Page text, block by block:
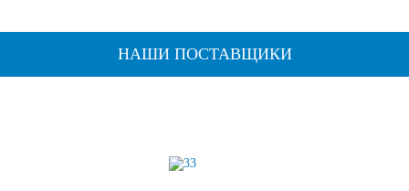
НАШИ ПОСТАВЩИКИ